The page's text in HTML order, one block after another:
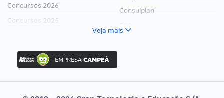
Concursos 2026
Concursos 2025
Concurso Nacional Unificado
Concurso Ibama
Concurso MPU
Editais publicados
Consulplan
Veja mais